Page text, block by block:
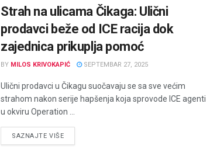
Strah na ulicama Čikaga: Ulični
prodavci beže od ICE racija dok
zajednica prikuplja pomoć
BY MILOS KRIVOKAPIĆ SEPTEMBAR 27, 2025
Ulični prodavci u Čikagu suočavaju se sa sve većim
strahom nakon serije hapšenja koja sprovode ICE agenti
u okviru Operation ...
SAZNAJTE VIŠEDETAILS